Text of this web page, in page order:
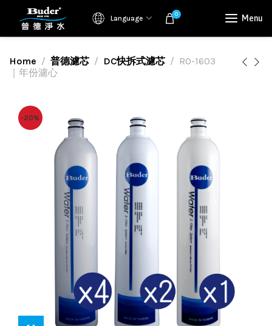
Language 0 Menu
Home 普德濾芯 DC快拆式濾芯
RO-1603
｜年份濾心
-20%